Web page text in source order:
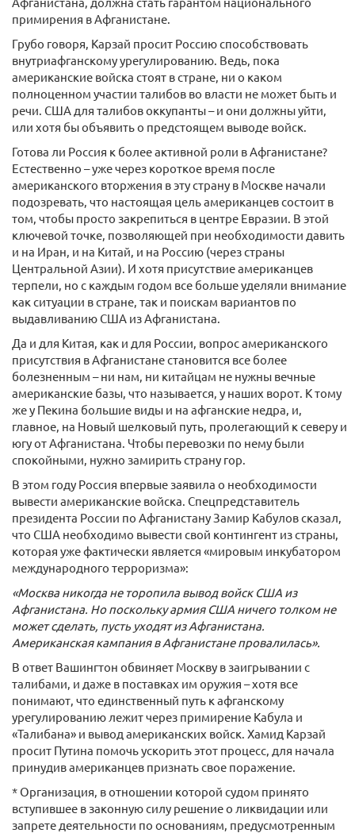
примирения в Афганистане.
Грубо говоря, Карзай просит Россию способствовать
внутриафганскому урегулированию. Ведь, пока
американские войска стоят в стране, ни о каком
полноценном участии талибов во власти не может быть и
речи. США для талибов оккупанты – и они должны уйти,
или хотя бы объявить о предстоящем выводе войск.
Готова ли Россия к более активной роли в Афганистане?
Естественно – уже через короткое время после
американского вторжения в эту страну в Москве начали
подозревать, что настоящая цель американцев состоит в
том, чтобы просто закрепиться в центре Евразии. В этой
ключевой точке, позволяющей при необходимости давить
и на Иран, и на Китай, и на Россию (через страны
Центральной Азии). И хотя присутствие американцев
терпели, но с каждым годом все больше уделяли внимание
как ситуации в стране, так и поискам вариантов по
выдавливанию США из Афганистана.
Да и для Китая, как и для России, вопрос американского
присутствия в Афганистане становится все более
болезненным – ни нам, ни китайцам не нужны вечные
американские базы, что называется, у наших ворот. К тому
же у Пекина большие виды и на афганские недра, и,
главное, на Новый шелковый путь, пролегающий к северу и
югу от Афганистана. Чтобы перевозки по нему были
спокойными, нужно замирить страну гор.
В этом году Россия впервые заявила о необходимости
вывести американские войска. Спецпредставитель
президента России по Афганистану Замир Кабулов сказал,
что США необходимо вывести свой контингент из страны,
которая уже фактически является «мировым инкубатором
международного терроризма»:
«Москва никогда не торопила вывод войск США из
Афганистана. Но поскольку армия США ничего толком не
может сделать, пусть уходят из Афганистана.
Американская кампания в Афганистане провалилась».
В ответ Вашингтон обвиняет Москву в заигрывании с
талибами, и даже в поставках им оружия – хотя все
понимают, что единственный путь к афганскому
урегулированию лежит через примирение Кабула и
«Талибана» и вывод американских войск. Хамид Карзай
просит Путина помочь ускорить этот процесс, для начала
принудив американцев признать свое поражение.
* Организация, в отношении которой судом принято
вступившее в законную силу решение о ликвидации или
запрете деятельности по основаниям, предусмотренным